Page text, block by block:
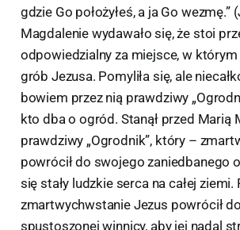
gdzie Go położyłeś, a ja Go wezmę.”
Magdalenie wydawało się, że stoi
odpowiedzialny za miejsce, w którym
grób Jezusa. Pomyliła się, ale
bowiem przez nią prawdziwy
kto dba o ogród. Stanął przed Marią
prawdziwy „Ogrodnik”, który –
powrócił do swojego zaniedbanego
się stały ludzkie serca na całej ziemi.
zmartwychwstanie Jezus powrócił
spustoszonej winnicy, aby jej nadal